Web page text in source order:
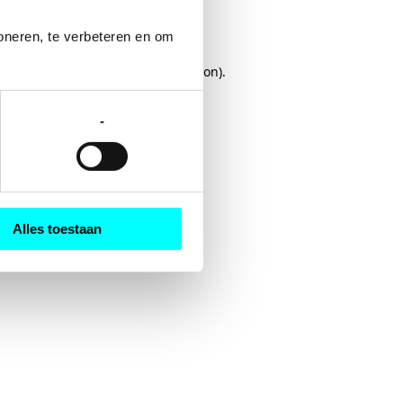
te verbeteren en om
-
Alles toestaan
for more information).